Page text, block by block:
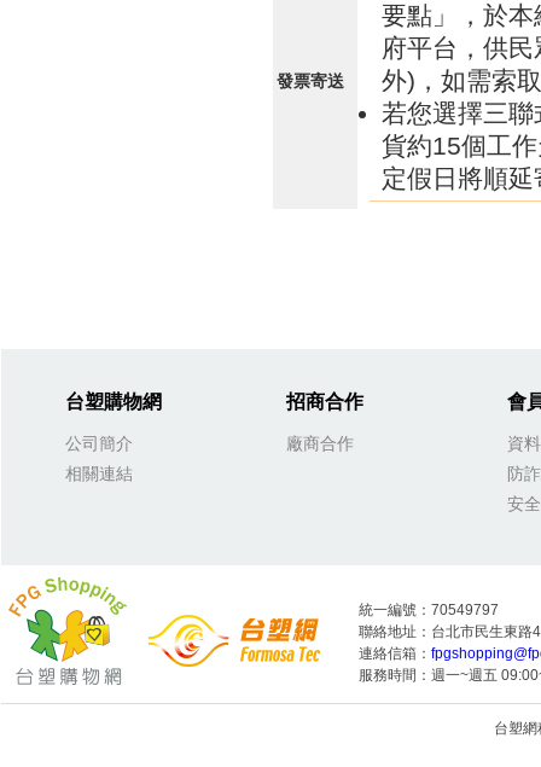
發票寄送
要點」，於
府平台，供
外)，如需索
若您選擇三
貨約15個工
定假日將順延
台塑購物網
公司簡介
相關連結
招商合作
廠商合作
會
資
防
安
統一編號：70549797
聯絡地址：台北市民生東路
連絡信箱：
服務時間：週一~週五
台塑